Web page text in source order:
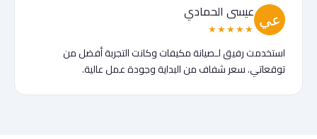
عيسى الحمادي
★★★★★
استخدمت رفيق لـصيانة مكيفات وكانت التجربة أفضل من
توقعاتي. سعر شفاف من البداية وجودة عمل عالية.